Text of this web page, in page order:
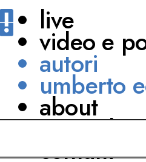
live
video e
autori
umberto
about
network
contatti
Gamberutti